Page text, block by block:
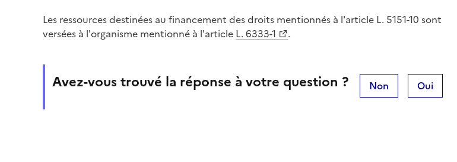
Les ressources destinées au financement des droits mentionnés à l'article L. 5151-10 sont
versées à l'organisme mentionné à l'article L. 6333-1 .
Avez-vous trouvé la réponse à votre question ? Non Oui